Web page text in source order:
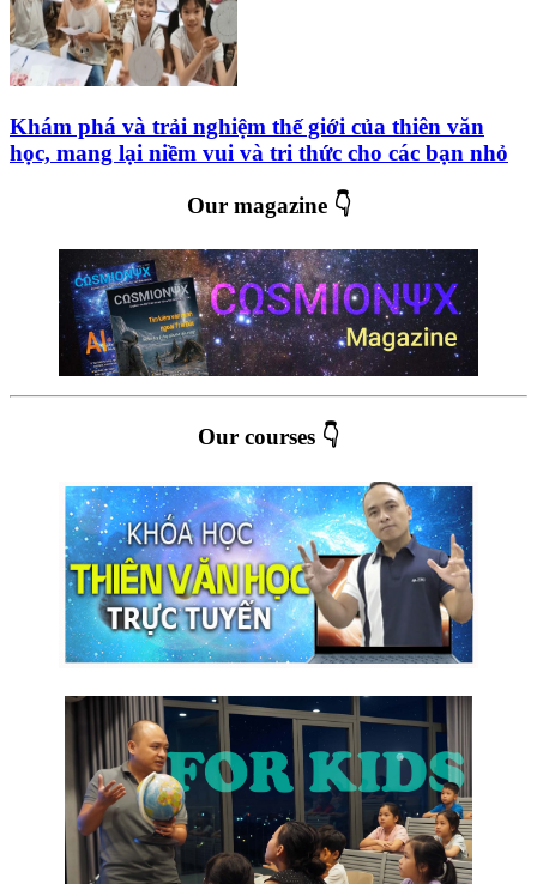
Khám phá và trải nghiệm thế giới của thiên văn
học, mang lại niềm vui và tri thức cho các bạn nhỏ
Our magazine 👇
Our courses 👇